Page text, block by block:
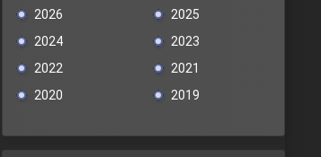
2026
2025
2024
2023
2022
2021
2020
2019